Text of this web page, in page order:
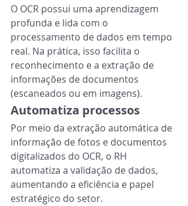
O OCR possui uma aprendizagem
profunda e lida com o
processamento de dados em tempo
real. Na prática, isso facilita o
reconhecimento e a extração de
informações de documentos
(escaneados ou em imagens).
Automatiza processos
Por meio da extração automática de
informação de fotos e documentos
digitalizados do OCR, o RH
automatiza a validação de dados,
aumentando a eficiência e papel
estratégico do setor.